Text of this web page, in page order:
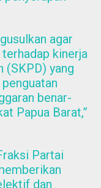
agar
kinerja
(SKPD) yang
benar-
Papua Barat,”
Partai
dan